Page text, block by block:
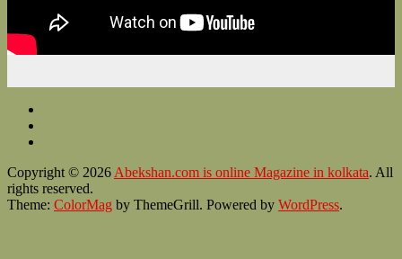
Copyright © 2026 Abekshan.com is online Magazine in kolkata. All
rights reserved.
Theme: ColorMag by ThemeGrill. Powered by WordPress.